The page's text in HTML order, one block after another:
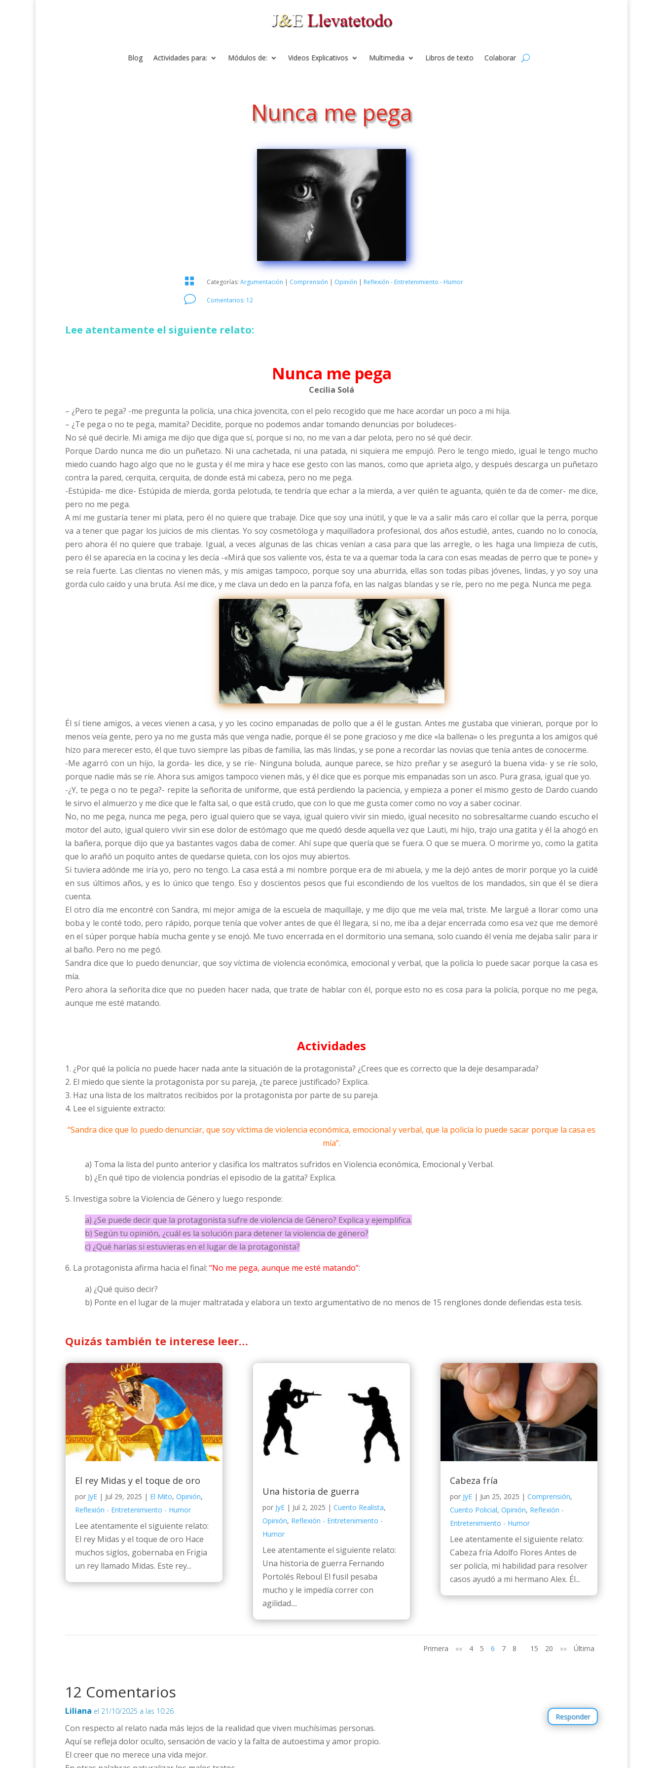
Blog Actividades para: Módulos de: Videos Explicativos Multimedia Libros de texto Colaborar
Nunca me pega
 Categorías: Argumentación Comprensión Opinión Reflexión - Entretenimiento - Humor
v Comentarios: 12
Lee atentamente el siguiente relato:
Nunca me pega
Cecilia Solá
– ¿Pero te pega? -me pregunta la policía, una chica jovencita, con el pelo recogido que me hace acordar un poco a mi hija.
– ¿Te pega o no te pega, mamita? Decidite, porque no podemos andar tomando denuncias por boludeces-
No sé qué decirle. Mi amiga me dijo que diga que sí, porque si no, no me van a dar pelota, pero no sé qué decir.
Porque Dardo nunca me dio un puñetazo. Ni una cachetada, ni una patada, ni siquiera me empujó. Pero le tengo miedo, igual le tengo mucho
miedo cuando hago algo que no le gusta y él me mira y hace ese gesto con las manos, como que aprieta algo, y después descarga un puñetazo
contra la pared, cerquita, cerquita, de donde está mi cabeza, pero no me pega.
-Estúpida- me dice- Estúpida de mierda, gorda pelotuda, te tendría que echar a la mierda, a ver quién te aguanta, quién te da de comer- me dice,
pero no me pega.
A mí me gustaría tener mi plata, pero él no quiere que trabaje. Dice que soy una inútil, y que le va a salir más caro el collar que la perra, porque
va a tener que pagar los juicios de mis clientas. Yo soy cosmetóloga y maquilladora profesional, dos años estudié, antes, cuando no lo conocía,
pero ahora él no quiere que trabaje. Igual, a veces algunas de las chicas venían a casa para que las arregle, o les haga una limpieza de cutis,
pero él se aparecía en la cocina y les decía -«Mirá que sos valiente vos, ésta te va a quemar toda la cara con esas meadas de perro que te pone» y
se reía fuerte. Las clientas no vienen más, y mis amigas tampoco, porque soy una aburrida, ellas son todas pibas jóvenes, lindas, y yo soy una
gorda culo caído y una bruta. Así me dice, y me clava un dedo en la panza fofa, en las nalgas blandas y se ríe, pero no me pega. Nunca me pega.
Él sí tiene amigos, a veces vienen a casa, y yo les cocino empanadas de pollo que a él le gustan. Antes me gustaba que vinieran, porque por lo
menos veía gente, pero ya no me gusta más que venga nadie, porque él se pone gracioso y me dice «la ballena» o les pregunta a los amigos qué
hizo para merecer esto, él que tuvo siempre las pibas de familia, las más lindas, y se pone a recordar las novias que tenía antes de conocerme.
-Me agarró con un hijo, la gorda- les dice, y se ríe- Ninguna boluda, aunque parece, se hizo preñar y se aseguró la buena vida- y se ríe solo,
porque nadie más se ríe. Ahora sus amigos tampoco vienen más, y él dice que es porque mis empanadas son un asco. Pura grasa, igual que yo.
-¿Y, te pega o no te pega?- repite la señorita de uniforme, que está perdiendo la paciencia, y empieza a poner el mismo gesto de Dardo cuando
le sirvo el almuerzo y me dice que le falta sal, o que está crudo, que con lo que me gusta comer como no voy a saber cocinar.
No, no me pega, nunca me pega, pero igual quiero que se vaya, igual quiero vivir sin miedo, igual necesito no sobresaltarme cuando escucho el
motor del auto, igual quiero vivir sin ese dolor de estómago que me quedó desde aquella vez que Lauti, mi hijo, trajo una gatita y él la ahogó en
la bañera, porque dijo que ya bastantes vagos daba de comer. Ahí supe que quería que se fuera. O que se muera. O morirme yo, como la gatita
que lo arañó un poquito antes de quedarse quieta, con los ojos muy abiertos.
Si tuviera adónde me iría yo, pero no tengo. La casa está a mi nombre porque era de mi abuela, y me la dejó antes de morir porque yo la cuidé
en sus últimos años, y es lo único que tengo. Eso y doscientos pesos que fui escondiendo de los vueltos de los mandados, sin que él se diera
cuenta.
El otro día me encontré con Sandra, mi mejor amiga de la escuela de maquillaje, y me dijo que me veía mal, triste. Me largué a llorar como una
boba y le conté todo, pero rápido, porque tenía que volver antes de que él llegara, si no, me iba a dejar encerrada como esa vez que me demoré
en el súper porque había mucha gente y se enojó. Me tuvo encerrada en el dormitorio una semana, solo cuando él venía me dejaba salir para ir
al baño. Pero no me pegó.
Sandra dice que lo puedo denunciar, que soy víctima de violencia económica, emocional y verbal, que la policía lo puede sacar porque la casa es
mía.
Pero ahora la señorita dice que no pueden hacer nada, que trate de hablar con él, porque esto no es cosa para la policía, porque no me pega,
aunque me esté matando.
Actividades
1. ¿Por qué la policía no puede hacer nada ante la situación de la protagonista? ¿Crees que es correcto que la deje desamparada?
2. El miedo que siente la protagonista por su pareja, ¿te parece justificado? Explica.
3. Haz una lista de los maltratos recibidos por la protagonista por parte de su pareja.
4. Lee el siguiente extracto:
“Sandra dice que lo puedo denunciar, que soy víctima de violencia económica, emocional y verbal, que la policía lo puede sacar porque la casa es
mía”.
a) Toma la lista del punto anterior y clasifica los maltratos sufridos en Violencia económica, Emocional y Verbal.
b) ¿En qué tipo de violencia pondrías el episodio de la gatita? Explica.
5. Investiga sobre la Violencia de Género y luego responde:
a) ¿Se puede decir que la protagonista sufre de violencia de Género? Explica y ejemplifica.
b) Según tu opinión, ¿cuál es la solución para detener la violencia de género?
c) ¿Qué harías si estuvieras en el lugar de la protagonista?
6. La protagonista afirma hacia el final: “No me pega, aunque me esté matando”:
a) ¿Qué quiso decir?
b) Ponte en el lugar de la mujer maltratada y elabora un texto argumentativo de no menos de 15 renglones donde defiendas esta tesis.
Quizás también te interese leer…
El rey Midas y el toque de oro
por JyE | Jul 29, 2025 | El Mito, Opinión,
Reflexión - Entretenimiento - Humor
Lee atentamente el siguiente relato:
El rey Midas y el toque de oro Hace
muchos siglos, gobernaba en Frigia
un rey llamado Midas. Este rey...
Una historia de guerra
por JyE| Jul 2, 2025 | Cuento Realista,
Opinión, Reflexión - Entretenimiento -
Humor
Lee atentamente el siguiente relato:
Una historia de guerra Fernando
Portolés Reboul El fusil pesaba
mucho y le impedía correr con
agilidad....
Cabeza fría
por JyE| Jun 25, 2025 | Comprensión,
Cuento Policial, Opinión, Reflexión -
Entretenimiento - Humor
Lee atentamente el siguiente relato:
Cabeza fría Adolfo Flores Antes de
ser policía, mi habilidad para resolver
casos ayudó a mi hermano Alex. Él...
Primera «« 4 5 6 7 8 15 20 »» Última
12 Comentarios
Liliana el 21/10/2025 a las 10:26
Con respecto al relato nada más lejos de la realidad que viven muchísimas personas.
Aquí se refleja dolor oculto, sensación de vacío y la falta de autoestima y amor propio.
El creer que no merece una vida mejor.
Responder